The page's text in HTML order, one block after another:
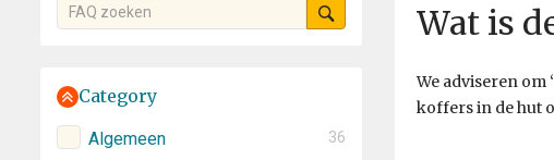
Category
Algemeen 36
Wat is
We adviseren om
koffers in de hut